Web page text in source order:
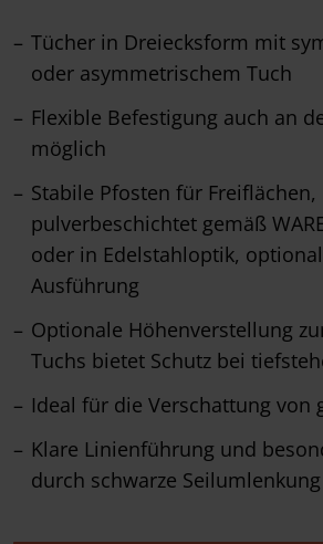
Tücher in Dreiecksform mit
oder asymmetrischem Tuch
Flexible Befestigung auch an
möglich
Stabile Pfosten für Freiflächen,
pulverbeschichtet gemäß
oder in Edelstahloptik,
Ausführung
Optionale Höhenverstellung
Tuchs bietet Schutz bei
Ideal für die Verschattung von
Klare Linienführung und
durch schwarze Seilumlenkung